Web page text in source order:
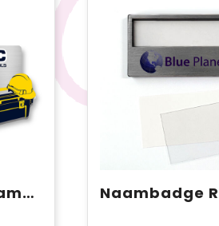
Custommade Naambadge Kunststof